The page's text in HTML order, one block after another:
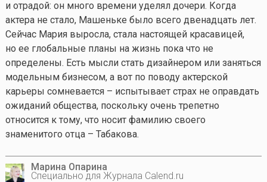
и отрадой: он много времени уделял дочери. Когда
актера не стало, Машеньке было всего двенадцать лет.
Сейчас Мария выросла, стала настоящей красавицей,
но ее глобальные планы на жизнь пока что не
определены. Есть мысли стать дизайнером или заняться
модельным бизнесом, а вот по поводу актерской
карьеры сомневается – испытывает страх не оправдать
ожиданий общества, поскольку очень трепетно
относится к тому, что носит фамилию своего
знаменитого отца – Табакова.
Марина Опарина
Специально для Журнала Calend.ru